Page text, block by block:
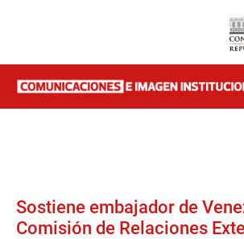
Sostiene embajador de
Comisión de Relaciones